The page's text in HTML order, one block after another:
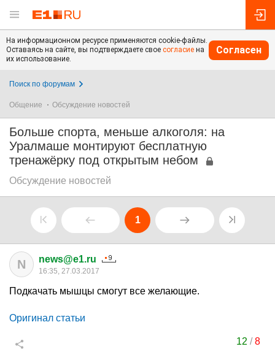
На информационном ресурсе применяются cookie-файлы.
Оставаясь на сайте, вы подтверждаете свое согласие на
их использование.
Согласен
Поиск по форумам
Общение Обсуждение новостей
Больше спорта, меньше алкоголя: на
Уралмаше монтируют бесплатную
тренажёрку под открытым небом
Обсуждение новостей
1
N news@e1.ru
16:35, 27.03.2017
Подкачать мышцы смогут все желающие.
Оригинал статьи
12 /8